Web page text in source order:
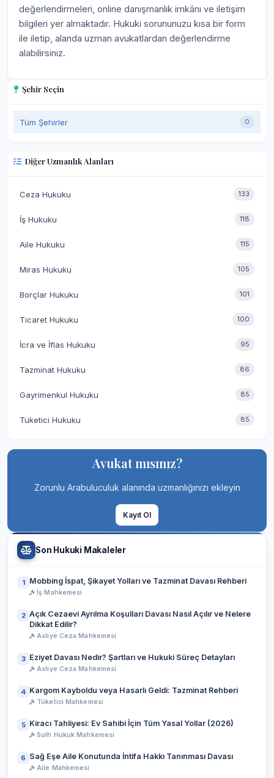
Şehir Seçin
Tüm Şehirler 0
Diğer Uzmanlık Alanları
Ceza Hukuku 133
İş Hukuku 118
Aile Hukuku 115
Miras Hukuku 105
Borçlar Hukuku 101
Ticaret Hukuku 100
İcra ve İflas Hukuku 95
Tazminat Hukuku 86
Gayrimenkul Hukuku 85
Tüketici Hukuku 85
Avukat mısınız?
Zorunlu Arabuluculuk alanında uzmanlığınızı ekleyin
Kayıt Ol
Son Hukuki Makaleler
1 Mobbing İspat, Şikayet Yolları ve Tazminat Davası Rehberi
İş Mahkemesi
2 Açık Cezaevi Ayrılma Koşulları Davası Nasıl Açılır ve Nelere
Dikkat Edilir?
Asliye Ceza Mahkemesi
3 Eziyet Davası Nedir? Şartları ve Hukuki Süreç Detayları
Asliye Ceza Mahkemesi
4 Kargom Kayboldu veya Hasarlı Geldi: Tazminat Rehberi
Tüketici Mahkemesi
5 Kiracı Tahliyesi: Ev Sahibi İçin Tüm Yasal Yollar (2026)
Sulh Hukuk Mahkemesi
6 Sağ Eşe Aile Konutunda İntifa Hakkı Tanınması Davası
Aile Mahkemesi
değerlendirmeleri, online danışmanlık imkânı ve iletişim
bilgileri yer almaktadır. Hukuki sorununuzu kısa bir form
ile iletip, alanda uzman avukatlardan değerlendirme
alabilirsiniz.